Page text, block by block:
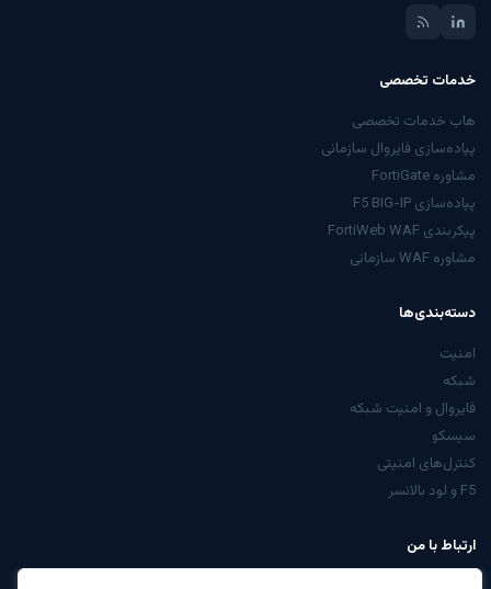
خدمات تخصصی
هاب خدمات تخصصی
پیاده‌سازی فایروال سازمانی
مشاوره FortiGate
پیاده‌سازی F5 BIG-IP
پیکربندی FortiWeb WAF
مشاوره WAF سازمانی
دسته‌بندی‌ها
امنیت
شبکه
فایروال و امنیت شبکه
سیسکو
کنترل‌های امنیتی
F5 و لود بالانسر
ارتباط با من